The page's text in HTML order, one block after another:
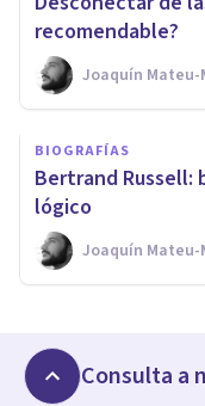
recomendable?
Joaquín Mateu-
BIOGRAFÍAS
Bertrand
lógico
Joaquín Mateu-
Consulta a